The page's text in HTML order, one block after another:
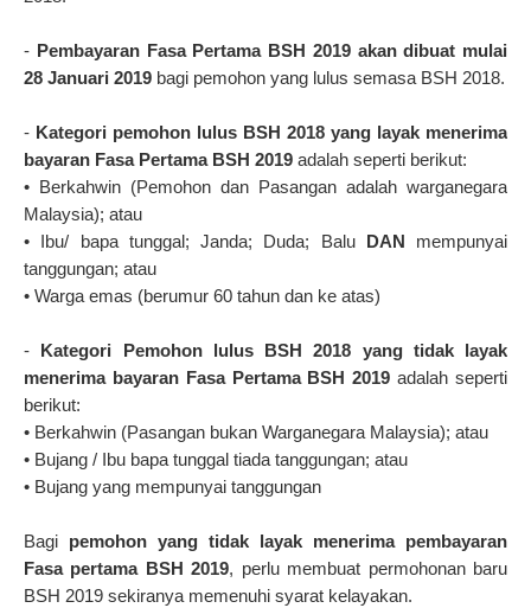
- Pembayaran Fasa Pertama BSH 2019 akan dibuat mulai
28 Januari 2019 bagi pemohon yang lulus semasa BSH 2018.
- Kategori pemohon lulus BSH 2018 yang layak menerima
bayaran Fasa Pertama BSH 2019 adalah seperti berikut:
• Berkahwin (Pemohon dan Pasangan adalah warganegara
Malaysia); atau
• Ibu/ bapa tunggal; Janda; Duda; Balu DAN mempunyai
tanggungan; atau
• Warga emas (berumur 60 tahun dan ke atas)
- Kategori Pemohon lulus BSH 2018 yang tidak layak
menerima bayaran Fasa Pertama BSH 2019adalah seperti
berikut:
• Berkahwin (Pasangan bukan Warganegara Malaysia); atau
• Bujang / Ibu bapa tunggal tiada tanggungan; atau
• Bujang yang mempunyai tanggungan
Bagi pemohon yang tidak layak menerima pembayaran
Fasa pertama BSH 2019, perlu membuat permohonan baru
BSH 2019 sekiranya memenuhi syarat kelayakan.